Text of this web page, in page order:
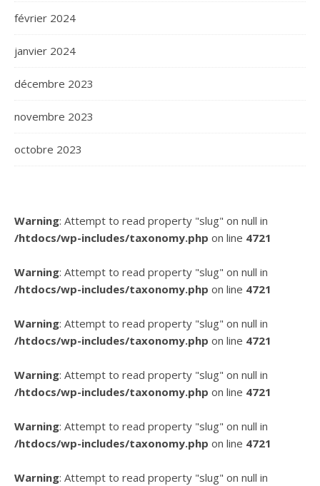
février 2024
janvier 2024
décembre 2023
novembre 2023
octobre 2023
Warning: Attempt to read property "slug" on null in
/htdocs/wp-includes/taxonomy.php on line 4721
Warning: Attempt to read property "slug" on null in
/htdocs/wp-includes/taxonomy.php on line 4721
Warning: Attempt to read property "slug" on null in
/htdocs/wp-includes/taxonomy.php on line 4721
Warning: Attempt to read property "slug" on null in
/htdocs/wp-includes/taxonomy.php on line 4721
Warning: Attempt to read property "slug" on null in
/htdocs/wp-includes/taxonomy.php on line 4721
Warning: Attempt to read property "slug" on null in